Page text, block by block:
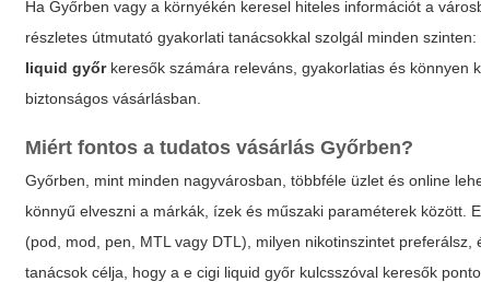
Ha Győrben vagy a környékén keresel hiteles információt a
részletes útmutató gyakorlati tanácsokkal szolgál minden
liquid győrkeresők számára releváns, gyakorlatias és könnyen
biztonságos vásárlásban.
Miért fontos a tudatos vásárlás Győrben?
Győrben, mint minden nagyvárosban, többféle üzlet és online
könnyű elveszni a márkák, ízek és műszaki paraméterek között.
(pod, mod, pen, MTL vagy DTL), milyen nikotinszintet
tanácsok célja, hogy ae cigi liquid győr kulcsszóval keresők